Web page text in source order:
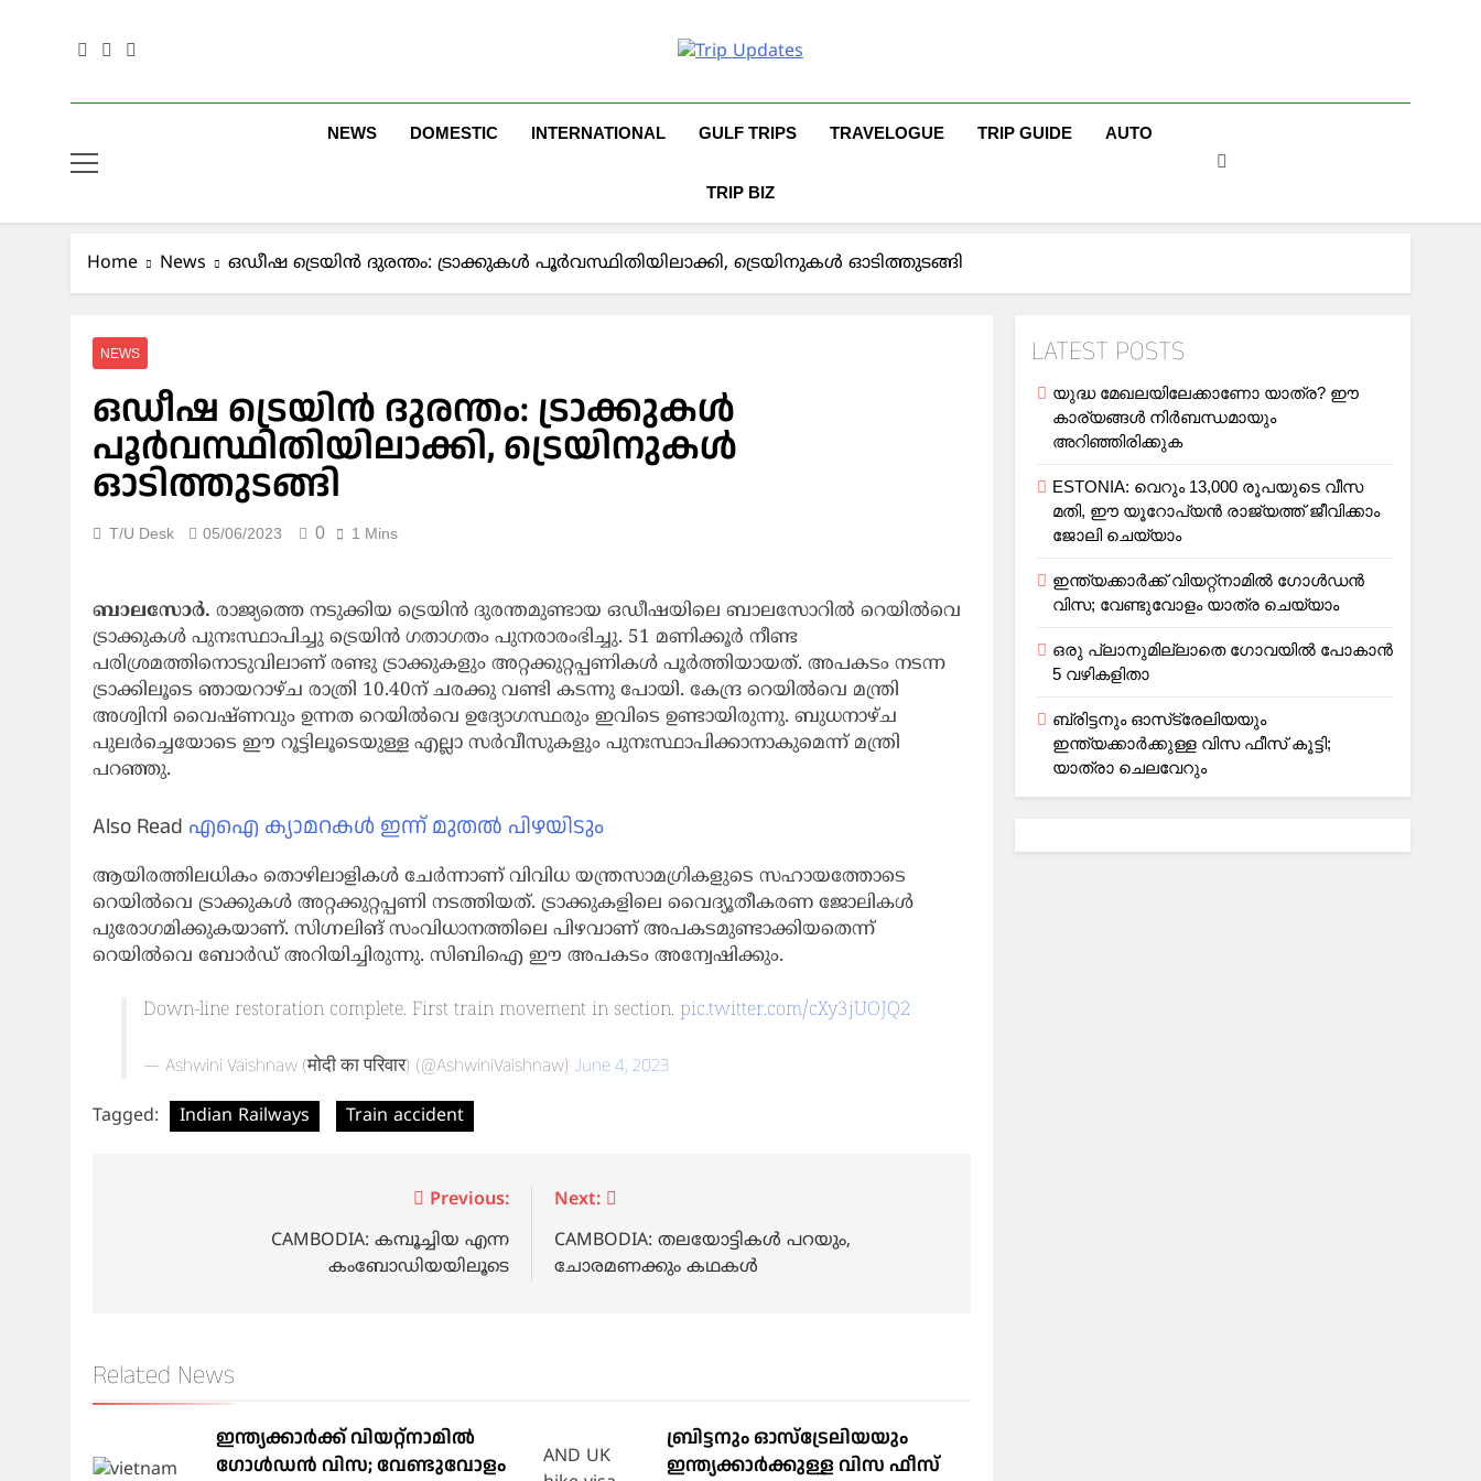
Trip Updates
NEWS DOMESTIC INTERNATIONAL GULF TRIPS TRAVELOGUE TRIP GUIDE AUTO
TRIP BIZ
Home News ഒഡീഷ ട്രെയിന്‍ ദുരന്തം: ട്രാക്കുകള്‍ പൂര്‍വസ്ഥിതിയിലാക്കി, ട്രെയിനുകള്‍ ഓടിത്തുടങ്ങി
NEWS
ഒഡീഷ ട്രെയിന്‍ ദുരന്തം: ട്രാക്കുകള്‍
പൂര്‍വസ്ഥിതിയിലാക്കി, ട്രെയിനുകള്‍
ഓടിത്തുടങ്ങി
T/U Desk 05/06/2023 0 1 Mins
ബാലസോര്‍. രാജ്യത്തെ നടുക്കിയ ട്രെയിന്‍ ദുരന്തമുണ്ടായ ഒഡീഷയിലെ ബാലസോറില്‍ റെയില്‍വെ
ട്രാക്കുകള്‍ പുനഃസ്ഥാപിച്ചു ട്രെയിൻ ഗതാഗതം പുനരാരംഭിച്ചു. 51 മണിക്കൂര്‍ നീണ്ട
പരിശ്രമത്തിനൊടുവിലാണ് രണ്ടു ട്രാക്കുകളും അറ്റക്കുറ്റപ്പണികള്‍ പൂര്‍ത്തിയായത്. അപകടം നടന്ന
ട്രാക്കിലൂടെ ഞായറാഴ്ച രാത്രി 10.40ന് ചരക്കു വണ്ടി കടന്നു പോയി. കേന്ദ്ര റെയില്‍വെ മന്ത്രി
അശ്വിനി വൈഷ്ണവും ഉന്നത റെയില്‍വെ ഉദ്യോഗസ്ഥരും ഇവിടെ ഉണ്ടായിരുന്നു. ബുധനാഴ്ച
പുലര്‍ച്ചെയോടെ ഈ റൂട്ടിലൂടെയുള്ള എല്ലാ സര്‍വീസുകളും പുനഃസ്ഥാപിക്കാനാകുമെന്ന് മന്ത്രി
പറഞ്ഞു.
Also Read എഐ ക്യാമറകൾ ഇന്ന് മുതൽ പിഴയിടും
ആയിരത്തിലധികം തൊഴിലാളികള്‍ ചേര്‍ന്നാണ് വിവിധ യന്ത്രസാമഗ്രികളുടെ സഹായത്തോടെ
റെയില്‍വെ ട്രാക്കുകള്‍ അറ്റക്കുറ്റപ്പണി നടത്തിയത്. ട്രാക്കുകളിലെ വൈദ്യൂതീകരണ ജോലികള്‍
പുരോഗമിക്കുകയാണ്. സിഗ്നലിങ് സംവിധാനത്തിലെ പിഴവാണ് അപകടമുണ്ടാക്കിയതെന്ന്
റെയില്‍വെ ബോര്‍ഡ് അറിയിച്ചിരുന്നു. സിബിഐ ഈ അപകടം അന്വേഷിക്കും.
Down-line restoration complete. First train movement in section. pic.twitter.com/cXy3jUOJQ2
— Ashwini Vaishnaw (मोदी का परिवार) (@AshwiniVaishnaw) June 4, 2023
Tagged: Indian Railways Train accident
Previous:
CAMBODIA: കമ്പൂച്ചിയ എന്ന
കംബോഡിയയിലൂടെ
Next:
CAMBODIA: തലയോട്ടികൾ പറയും,
ചോരമണക്കും കഥകൾ
Related News
ഇന്ത്യക്കാർക്ക് വിയറ്റ്‌നാമില്‍
ഗോള്‍ഡന്‍ വിസ; വേണ്ടുവോളം
ബ്രിട്ടനും ഓസ്‌ട്രേലിയയും
ഇന്ത്യക്കാര്‍ക്കുള്ള വിസ ഫീസ്
LATEST POSTS
യുദ്ധ മേഖലയിലേക്കാണോ യാത്ര? ഈ
കാര്യങ്ങള്‍ നിര്‍ബന്ധമായും
അറിഞ്ഞിരിക്കുക
ESTONIA: വെറും 13,000 രൂപയുടെ വീസ
മതി, ഈ യൂറോപ്യന്‍ രാജ്യത്ത് ജീവിക്കാം
ജോലി ചെയ്യാം
ഇന്ത്യക്കാർക്ക് വിയറ്റ്‌നാമില്‍ ഗോള്‍ഡന്‍
വിസ; വേണ്ടുവോളം യാത്ര ചെയ്യാം
ഒരു പ്ലാനുമില്ലാതെ ഗോവയില്‍ പോകാൻ
5 വഴികളിതാ
ബ്രിട്ടനും ഓസ്‌ട്രേലിയയും
ഇന്ത്യക്കാര്‍ക്കുള്ള വിസ ഫീസ് കൂട്ടി;
യാത്രാ ചെലവേറും